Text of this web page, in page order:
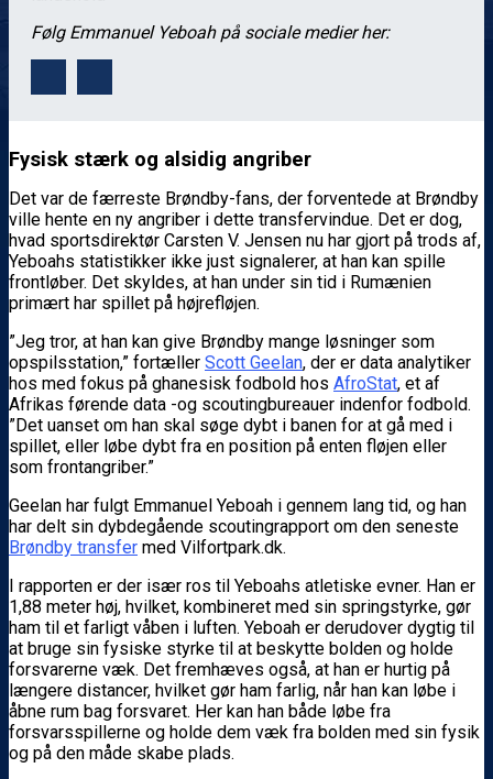
Følg Emmanuel Yeboah på sociale medier her:
Fysisk stærk og alsidig angriber
Det var de færreste Brøndby-fans, der forventede at Brøndby
ville hente en ny angriber i dette transfervindue. Det er dog,
hvad sportsdirektør Carsten V. Jensen nu har gjort på trods af,
Yeboahs statistikker ikke just signalerer, at han kan spille
frontløber. Det skyldes, at han under sin tid i Rumænien
primært har spillet på højrefløjen.
”Jeg tror, at han kan give Brøndby mange løsninger som
opspilsstation,” fortæller Scott Geelan, der er data analytiker
hos med fokus på ghanesisk fodbold hos AfroStat, et af
Afrikas førende data -og scoutingbureauer indenfor fodbold.
”Det uanset om han skal søge dybt i banen for at gå med i
spillet, eller løbe dybt fra en position på enten fløjen eller
som frontangriber.”
Geelan har fulgt Emmanuel Yeboah i gennem lang tid, og han
har delt sin dybdegående scoutingrapport om den seneste
Brøndby transfer med Vilfortpark.dk.
I rapporten er der især ros til Yeboahs atletiske evner. Han er
1,88 meter høj, hvilket, kombineret med sin springstyrke, gør
ham til et farligt våben i luften. Yeboah er derudover dygtig til
at bruge sin fysiske styrke til at beskytte bolden og holde
forsvarerne væk. Det fremhæves også, at han er hurtig på
længere distancer, hvilket gør ham farlig, når han kan løbe i
åbne rum bag forsvaret. Her kan han både løbe fra
forsvarsspillerne og holde dem væk fra bolden med sin fysik
og på den måde skabe plads.